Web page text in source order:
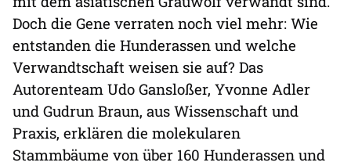
Doch die Gene verraten noch viel mehr: Wie
entstanden die Hunderassen und welche
Verwandtschaft weisen sie auf? Das
Autorenteam Udo Gansloßer, Yvonne Adler
und Gudrun Braun, aus Wissenschaft und
Praxis, erklären die molekularen
Stammbäume von über 160 Hunderassen und